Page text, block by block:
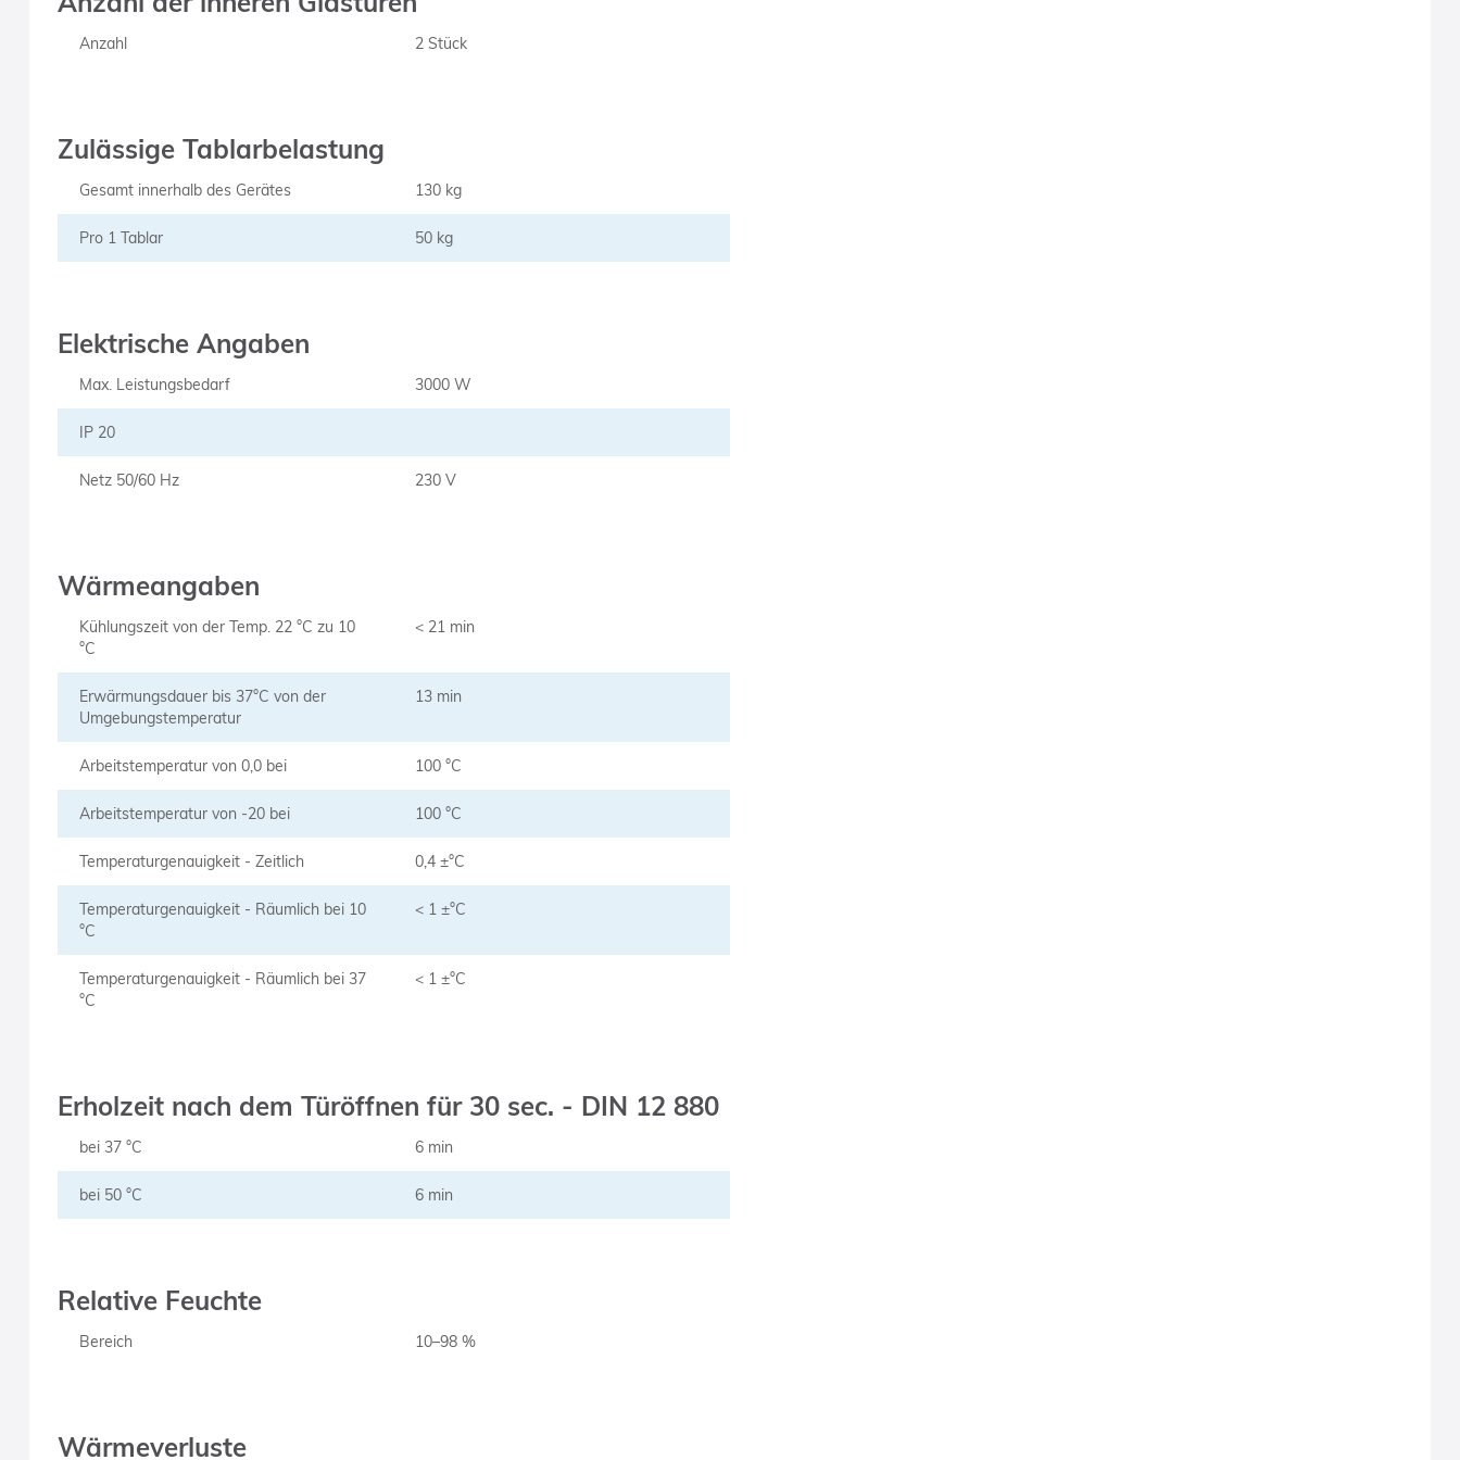
Anzahl 2 Stück
Zulässige Tablarbelastung
Gesamt innerhalb des Gerätes 130 kg
Pro 1 Tablar 50 kg
Elektrische Angaben
Max. Leistungsbedarf 3000 W
IP 20
Netz 50/60 Hz 230 V
Wärmeangaben
Kühlungszeit von der Temp. 22 °C zu 10
°C
< 21 min
Erwärmungsdauer bis 37°C von der
Umgebungstemperatur
13 min
Arbeitstemperatur von 0,0 bei 100 °C
Arbeitstemperatur von -20 bei 100 °C
Temperaturgenauigkeit - Zeitlich 0,4 ±°C
Temperaturgenauigkeit - Räumlich bei 10
°C
< 1 ±°C
Temperaturgenauigkeit - Räumlich bei 37
°C
< 1 ±°C
Erholzeit nach dem Türöffnen für 30 sec. - DIN 12 880
bei 37 °C 6 min
bei 50 °C 6 min
Relative Feuchte
Bereich 10–98 %
Wärmeverluste